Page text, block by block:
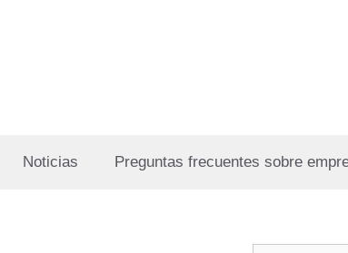
Noticias Preguntas frecuentes sobre